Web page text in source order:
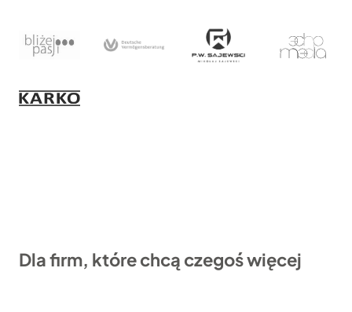
Dla firm, które chcą czegoś więcej